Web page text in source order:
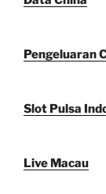
Pengeluaran
Slot Pulsa
Live Macau